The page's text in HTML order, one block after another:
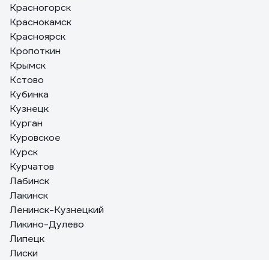
Красногорск
Краснокамск
Красноярск
Кропоткин
Крымск
Кстово
Кубинка
Кузнецк
Курган
Куровское
Курск
Курчатов
Лабинск
Лакинск
Ленинск-Кузнецкий
Ликино-Дулево
Липецк
Лиски